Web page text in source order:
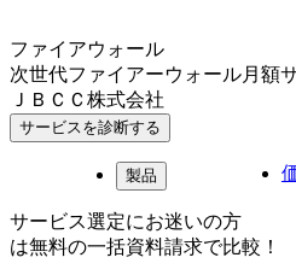
ファイアウォール
次世代ファイアーウォール月額
ＪＢＣＣ株式会社
サービスを診断する
製品
サービス選定にお迷いの方
は無料の一括資料請求で比較！